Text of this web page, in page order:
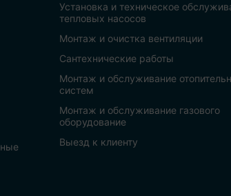
Установка и техническое
тепловых насосов
Монтаж и очистка вентиляции
Сантехнические работы
Монтаж и обслуживание
систем
Монтаж и обслуживание газового
оборудование
Выезд к клиенту